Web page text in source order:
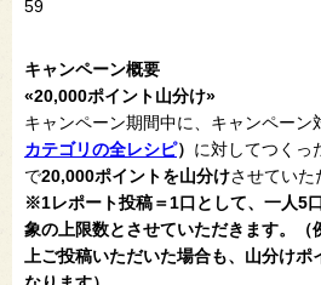
59
キャンペーン概要
«20,000ポイント山分け»
キャンペーン期間中に、キャンペーン
カテゴリの全レシピ） に対してつくっ
で20,000ポイントを山分けさせていた
※1レポート投稿＝1口として、一人5
象の上限数とさせていただきます。（
上ご投稿いただいた場合も、山分け